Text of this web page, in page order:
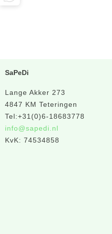
SaPeDi
Lange Akker 273
4847 KM Teteringen
Tel:+31(0)6-18683778
info@sapedi.nl
KvK: 74534858